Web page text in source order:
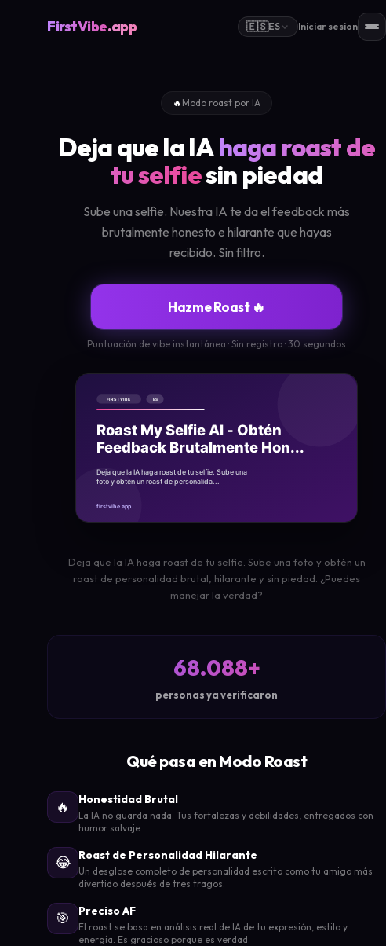
FirstVibe.app 🇪🇸ES Iniciar sesion
🔥 Modo roast por IA
Deja que la IAhaga roast de
tu selfiesin piedad
Sube una selfie. Nuestra IA te da el feedback más
brutalmente honesto e hilarante que hayas
recibido. Sin filtro.
Hazme Roast 🔥
Puntuación de vibe instantánea · Sin registro · 30 segundos
Deja que la IA haga roast de tu selfie. Sube una foto y obtén un
roast de personalidad brutal, hilarante y sin piedad. ¿Puedes
manejar la verdad?
68.088+
personas ya verificaron
Qué pasa en Modo Roast
🔥 Honestidad Brutal
La IA no guarda nada. Tus fortalezas y debilidades, entregados con
humor salvaje.
😂 Roast de Personalidad Hilarante
Un desglose completo de personalidad escrito como tu amigo más
divertido después de tres tragos.
🎯 Preciso AF
El roast se basa en análisis real de IA de tu expresión, estilo y
energía. Es gracioso porque es verdad.